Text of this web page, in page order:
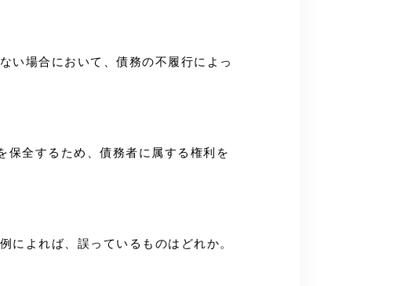
い場合において、債務の不履行によっ
保全するため、債務者に属する権利を
によれば、誤っているものはどれか。